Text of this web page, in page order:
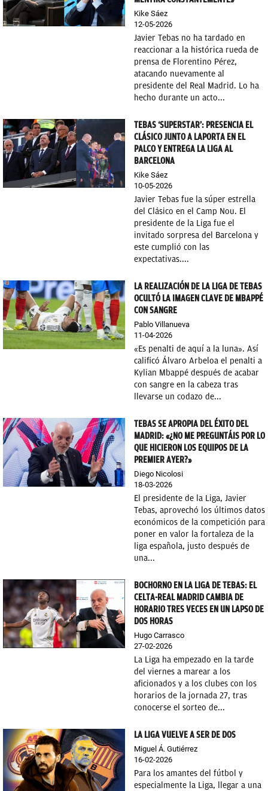
Kike Sáez
12-05-2026
Javier Tebas no ha tardado en
reaccionar a la histórica rueda de
prensa de Florentino Pérez,
atacando nuevamente al
presidente del Real Madrid. Lo ha
hecho durante un acto...
TEBAS ‘SUPERSTAR’: PRESENCIA EL
CLÁSICO JUNTO A LAPORTA EN EL
PALCO Y ENTREGA LA LIGA AL
BARCELONA
Kike Sáez
10-05-2026
Javier Tebas fue la súper estrella
del Clásico en el Camp Nou. El
presidente de la Liga fue el
invitado sorpresa del Barcelona y
este cumplió con las
expectativas....
LA REALIZACIÓN DE LA LIGA DE TEBAS
OCULTÓ LA IMAGEN CLAVE DE MBAPPÉ
CON SANGRE
Pablo Villanueva
11-04-2026
«Es penalti de aquí a la luna». Así
calificó Álvaro Arbeloa el penalti a
Kylian Mbappé después de acabar
con sangre en la cabeza tras
llevarse un codazo de...
TEBAS SE APROPIA DEL ÉXITO DEL
MADRID: «¿NO ME PREGUNTÁIS POR LO
QUE HICIERON LOS EQUIPOS DE LA
PREMIER AYER?»
Diego Nicolosi
18-03-2026
El presidente de la Liga, Javier
Tebas, aprovechó los últimos datos
económicos de la competición para
poner en valor la fortaleza de la
liga española, justo después de
una...
BOCHORNO EN LA LIGA DE TEBAS: EL
CELTA-REAL MADRID CAMBIA DE
HORARIO TRES VECES EN UN LAPSO DE
DOS HORAS
Hugo Carrasco
27-02-2026
La Liga ha empezado en la tarde
del viernes a marear a los
aficionados y a los clubes con los
horarios de la jornada 27, tras
conocerse el sorteo de...
LA LIGA VUELVE A SER DE DOS
Miguel Á. Gutiérrez
16-02-2026
Para los amantes del fútbol y
especialmente la Liga, llegar a una